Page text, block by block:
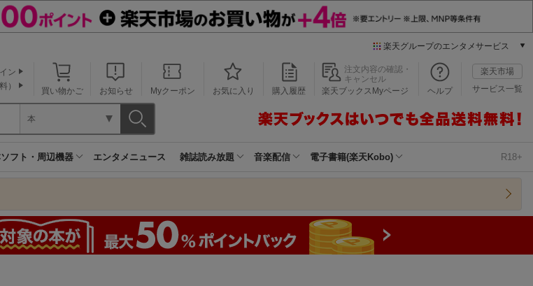
楽天グループのエンタメサービス
本/ゲーム/CD/DVD
楽天ブックス
楽天Kobo
買い物かご お知らせ Myクーポン お気に入り 購入履歴
注文内容の確認・
キャンセル
楽天ブックスMyページ
ヘルプ
楽天市場
サービス一覧
ン
）
本
フト・周辺機器 エンタメニュース 雑誌読み放題 音楽配信 電子書籍(楽天Kobo) R18+